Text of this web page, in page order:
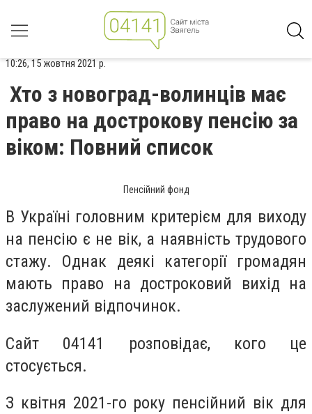
10:26, 15 жовтня 2021 р.
Хто з новоград-волинців має
право на дострокову пенсію за
віком: Повний список
Пенсійний фонд
В Україні головним критерієм для виходу
на пенсію є не вік, а наявність трудового
стажу. Однак деякі категорії громадян
мають право на достроковий вихід на
заслужений відпочинок.
Сайт 04141 розповідає, кого це
стосується.
З квітня 2021-го року пенсійний вік для